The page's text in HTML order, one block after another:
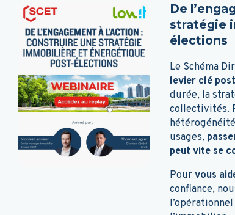
De
stratégie
élections
Le Schéma
levier clé
durée, la
collectivités.
usages,
peut vite se
Pourvous
confiance,